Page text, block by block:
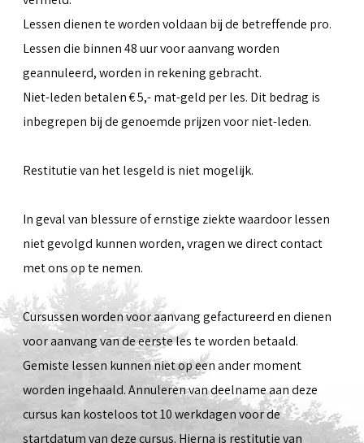
Lessen dienen te worden voldaan bij de betreffende pro.
Lessen die binnen 48 uur voor aanvang worden
geannuleerd, worden in rekening gebracht.
Niet-leden betalen € 5,- mat-geld per les. Dit bedrag is
inbegrepen bij de genoemde prijzen voor niet-leden.
Restitutie van het lesgeld is niet mogelijk.
In geval van blessure of ernstige ziekte waardoor lessen
niet gevolgd kunnen worden, vragen we direct contact
met ons op te nemen.
Cursussen worden voor aanvang gefactureerd en dienen
voor aanvang van de eerste les te worden betaald.
Gemiste lessen kunnen niet op een ander moment
worden ingehaald. Annuleren van deelname aan deze
cursus kan kosteloos tot 10 werkdagen voor de
startdatum van deze cursus. Hierna is restitutie van